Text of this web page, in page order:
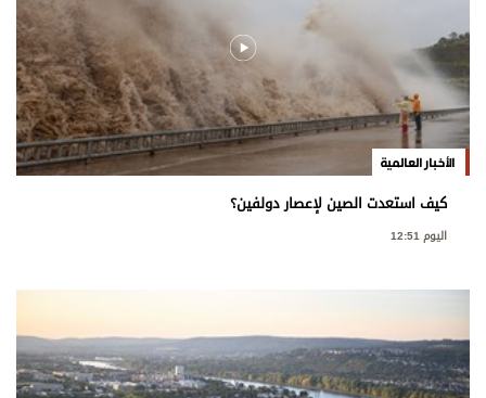
الأخبار العالمية
كيف استعدت الصين لإعصار دولفين؟
اليوم 12:51